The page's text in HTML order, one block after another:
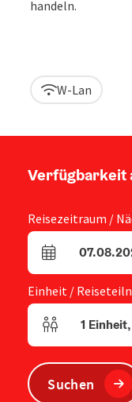
W-Lan
Verfügbarkeit
Reisezeitraum /
An- und
Einheit /
Einheitenanzahl
1 Einheit,
Suchen